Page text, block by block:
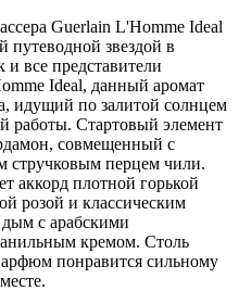
Guerlain L'Homme Ideal
путеводной звездой в
все представители
Ideal, данный аромат
идущий по залитой солнцем
работы. Стартовый элемент
совмещенный с
стручковым перцем чили.
аккорд плотной горькой
розой и классическим
с арабскими
кремом. Столь
понравится сильному